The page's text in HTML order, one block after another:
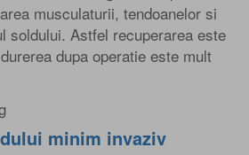
musculaturii, tendoanelor si
soldului. Astfel recuperarea este
dupa operatie este mult
minim invaziv